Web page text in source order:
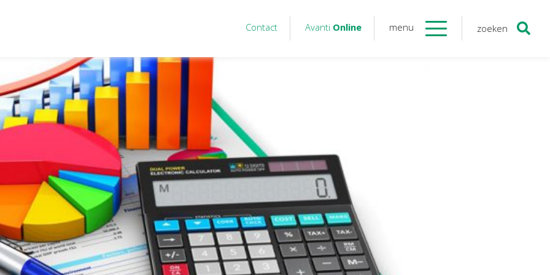
Contact Avanti Online menu zoeken
personeel
advies
Purmerend
Nieuws&informatie
Handige links
Downloads
Visionplanner – Rapportage
Klantenportaal – Online dossiers
Online Salaris – Salarissen
Nextens-Accorderen aangiften